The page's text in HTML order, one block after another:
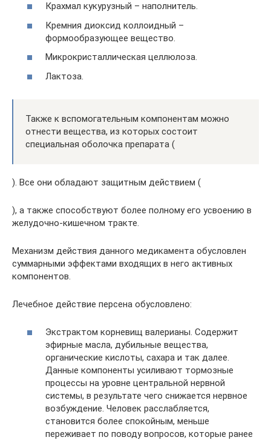
Крахмал кукурузный – наполнитель.
Кремния диоксид коллоидный –
формообразующее вещество.
Микрокристаллическая целлюлоза.
Лактоза.
Также к вспомогательным компонентам можно
отнести вещества, из которых состоит
специальная оболочка препарата (
). Все они обладают защитным действием (
), а также способствуют более полному его усвоению в
желудочно-кишечном тракте.
Механизм действия данного медикамента обусловлен
суммарными эффектами входящих в него активных
компонентов.
Лечебное действие персена обусловлено:
Экстрактом корневищ валерианы. Содержит
эфирные масла, дубильные вещества,
органические кислоты, сахара и так далее.
Данные компоненты усиливают тормозные
процессы на уровне центральной нервной
системы, в результате чего снижается нервное
возбуждение. Человек расслабляется,
становится более спокойным, меньше
переживает по поводу вопросов, которые ранее